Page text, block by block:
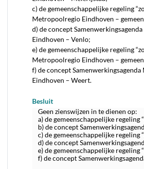
c) de gemeenschappelijke regeling
Metropoolregio Eindhoven –
d) de concept
Eindhoven – Venlo;
e) de gemeenschappelijke regeling
Metropoolregio Eindhoven –
f) de concept
Eindhoven – Weert.
Besluit
Geen zienswijzen in te dienen op:
a) de gemeenschappelijke
b) de concept
c) de gemeenschappelijke
d) de concept
e) de gemeenschappelijke
f) de concept